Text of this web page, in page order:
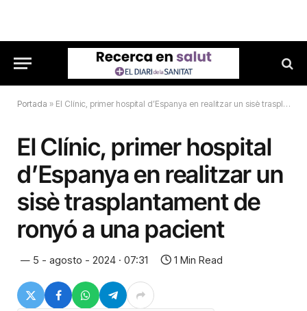
Portada » El Clínic, primer hospital d’Espanya en realitzar un sisè trasplantament de ronyó a una pacient
El Clínic, primer hospital
d’Espanya en realitzar un
sisè trasplantament de
ronyó a una pacient
5 - agosto - 2024 · 07:31 1 Min Read